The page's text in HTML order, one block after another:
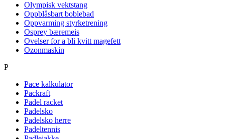
Olympisk vektstang
Oppblåsbart boblebad
Oppvarming styrketrening
Osprey bæremeis
Ovelser for a bli kvitt magefett
Ozonmaskin
P
Pace kalkulator
Packraft
Padel racket
Padelsko
Padelsko herre
Padeltennis